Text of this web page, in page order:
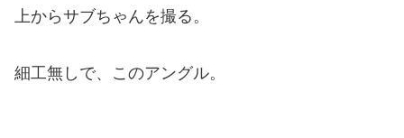
上からサブちゃんを撮る。
細工無しで、このアングル。